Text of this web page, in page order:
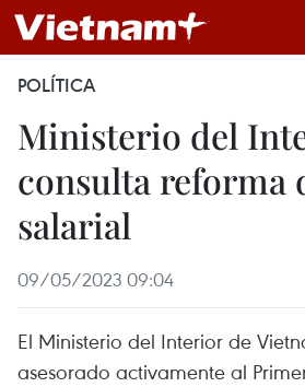
POLÍTICA
Ministerio del
consulta reforma
salarial
09/05/2023 09:04
El Ministerio del Interior de
asesorado activamente al